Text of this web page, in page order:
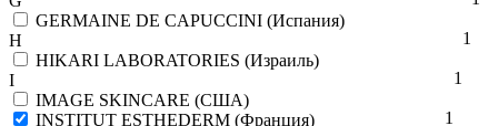
GERMAINE DE CAPUCCINI (Испания)
1
H
HIKARI LABORATORIES (Израиль)
1
I
IMAGE SKINCARE (США)
1
INSTITUT ESTHEDERM (Франция)